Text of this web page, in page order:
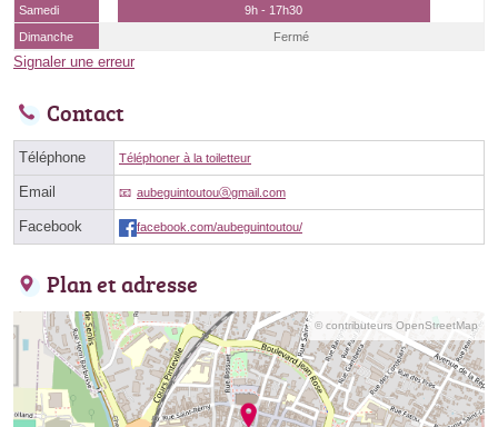
Samedi
9h - 17h30
Dimanche
Fermé
Signaler une erreur
Contact
Téléphone Téléphoner à la toiletteur
Email aubeguintoutouⓐgmail.com
Facebook facebook.com/aubeguintoutou/
Plan et adresse
© contributeurs OpenStreetMap